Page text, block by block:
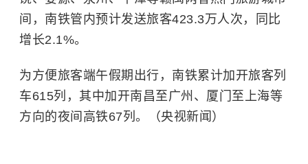
间，南铁管内预计发送旅客423.3万人次，同比
增长2.1%。
为方便旅客端午假期出行，南铁累计加开旅客列
车615列，其中加开南昌至广州、厦门至上海等
方向的夜间高铁67列。（央视新闻）